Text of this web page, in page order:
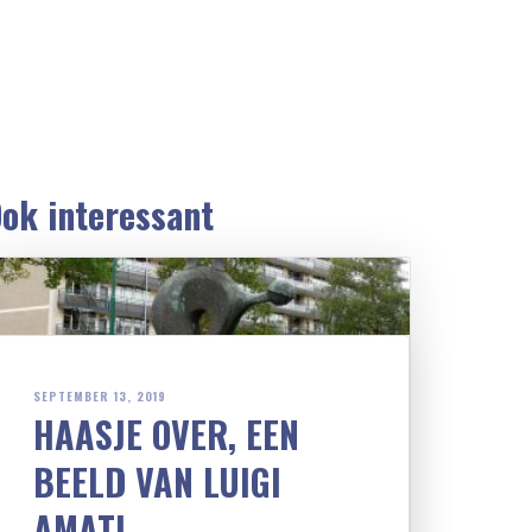
interessant
SEPTEMBER 13, 2019
HAASJE OVER, EEN
BEELD VAN LUIGI